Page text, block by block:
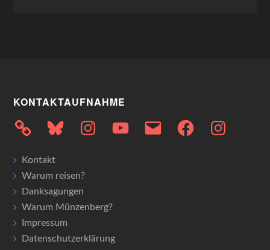
KONTAKTAUFNAHME
Bluesky InstagramYouTubeE-
Mail
FacebookInstagram
Kontakt
Warum reisen?
Danksagungen
Warum Münzenberg?
Impressum
Datenschutzerklärung